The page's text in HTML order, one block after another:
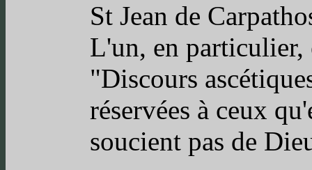
St Jean de
L'un, en particulier,
"Discours
réservées à ceux
soucient pas de